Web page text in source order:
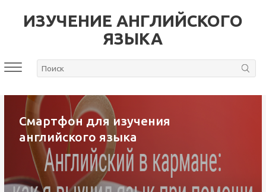
ИЗУЧЕНИЕ АНГЛИЙСКОГО
ЯЗЫКА
Смартфон для изучения
английского языка